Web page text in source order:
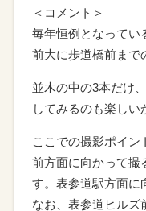
＜コメント＞
前大に歩道橋前ま
並木の中の3本だけ
してみるのも楽しい